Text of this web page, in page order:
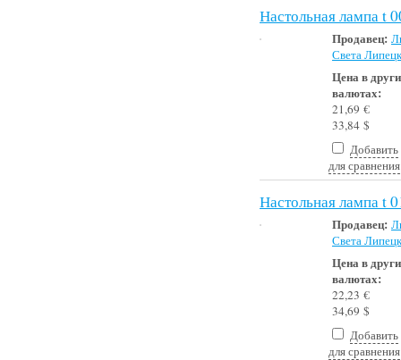
Настольная лампа t
Продавец:
Света Липецк
Цена в
валютах:
21,69 €
33,84 $
Добавить
для сравнения
Настольная лампа t
Продавец:
Света Липецк
Цена в
валютах:
22,23 €
34,69 $
Добавить
для сравнения